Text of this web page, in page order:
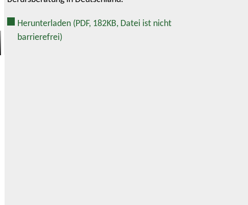
Herunterladen (PDF, 182KB, Datei ist nicht
barrierefrei)